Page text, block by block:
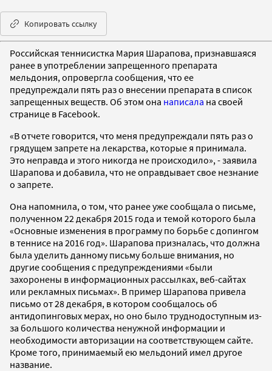
Копировать ссылку
Российская теннисистка Мария Шарапова, признавшаяся
ранее в употреблении запрещенного препарата
мельдония, опровергла сообщения, что ее
предупреждали пять раз о внесении препарата в список
запрещенных веществ. Об этом она написала на своей
странице в Facebook.
«В отчете говорится, что меня предупреждали пять раз о
грядущем запрете на лекарства, которые я принимала.
Это неправда и этого никогда не происходило», - заявила
Шарапова и добавила, что не оправдывает свое незнание
о запрете.
Она напомнила, о том, что ранее уже сообщала о письме,
полученном 22 декабря 2015 года и темой которого была
«Основные изменения в программу по борьбе с допингом
в теннисе на 2016 год». Шарапова призналась, что должна
была уделить данному письму больше внимания, но
другие сообщения с предупреждениями «были
захоронены в информационных рассылках, веб-сайтах
или рекламных письмах». В пример Шарапова привела
письмо от 28 декабря, в котором сообщалось об
антидопинговых мерах, но оно было труднодоступным из-
за большого количества ненужной информации и
необходимости авторизации на соответствующем сайте.
Кроме того, принимаемый ею мельдоний имел другое
название.